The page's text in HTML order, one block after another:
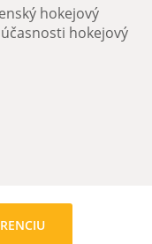
hokejový
hokejový
tímu iClinic